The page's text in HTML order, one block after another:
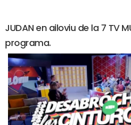
JUDAN en ailoviu de la 7 TV
programa.